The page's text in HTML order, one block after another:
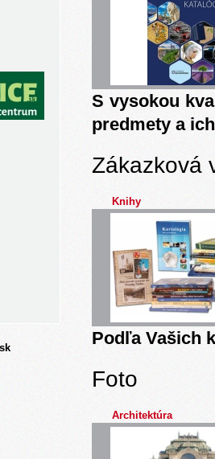
S vysokou
predmety a
Zákazková
Knihy
Podľa Vašich
Foto
Architektúra